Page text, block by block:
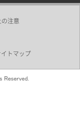
の注意
イトマップ